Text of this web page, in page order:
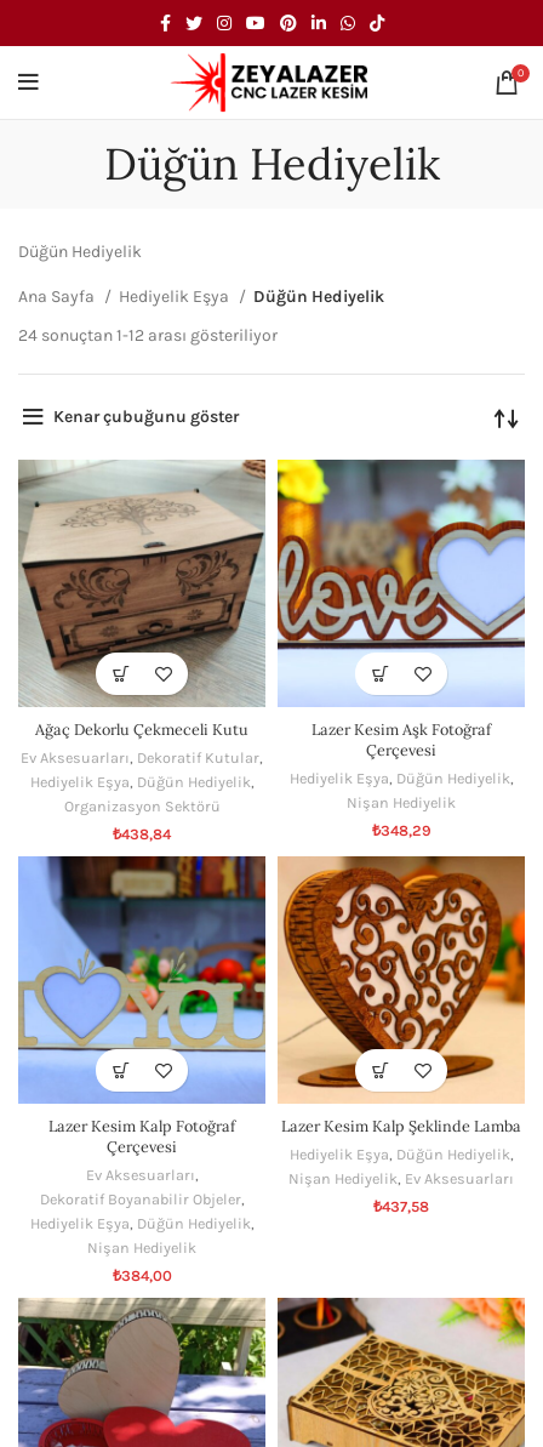
0
Düğün Hediyelik
Düğün Hediyelik
Ana Sayfa Hediyelik Eşya
Düğün Hediyelik
24 sonuçtan 1-12 arası gösteriliyor
Kenar çubuğunu göster
Ağaç Dekorlu Çekmeceli Kutu
Ev Aksesuarları, Dekoratif Kutular,
Hediyelik Eşya, Düğün Hediyelik,
Organizasyon Sektörü
₺438,84
Lazer Kesim Aşk Fotoğraf
Çerçevesi
Hediyelik Eşya, Düğün Hediyelik,
Nişan Hediyelik
₺348,29
Lazer Kesim Kalp Fotoğraf
Çerçevesi
Ev Aksesuarları,
Dekoratif Boyanabilir Objeler,
Hediyelik Eşya, Düğün Hediyelik,
Nişan Hediyelik
₺384,00
Lazer Kesim Kalp Şeklinde Lamba
Hediyelik Eşya, Düğün Hediyelik,
Nişan Hediyelik, Ev Aksesuarları
₺437,58